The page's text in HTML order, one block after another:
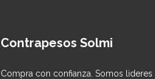
Contrapesos Solmi
Compra con confianza. Somos lideres